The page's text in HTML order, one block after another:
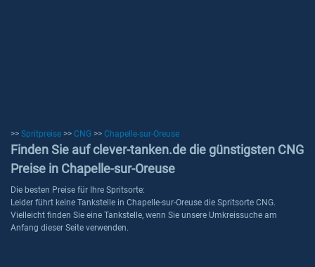
>> Spritpreise >> CNG >> Chapelle-sur-Oreuse
Finden Sie auf clever-tanken.de die günstigsten CNG
Preise in Chapelle-sur-Oreuse
Die besten Preise für Ihre Spritsorte:
Leider führt keine Tankstelle in Chapelle-sur-Oreuse die Spritsorte CNG.
Vielleicht finden Sie eine Tankstelle, wenn Sie unsere Umkreissuche am
Anfang dieser Seite verwenden.